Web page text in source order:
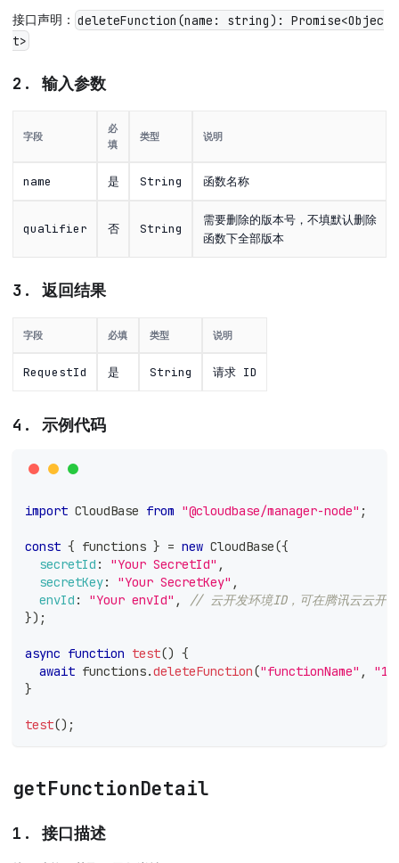
接口声明： deleteFunction(name: string): Promise<Objec
t>
2. 输入参数
字段
必
填
类型 说明
name 是 String 函数名称
qualifier 否 String
需要删除的版本号，不填默认删除
函数下全部版本
3. 返回结果
字段 必填 类型 说明
RequestId 是 String 请求 ID
4. 示例代码
import CloudBase from "@cloudbase/manager-node" ;
const { functions } = new CloudBase({
secretId : "Your SecretId" ,
secretKey: "Your SecretKey" ,
envId : "Your envId" ,
// 云开发环境ID，可在腾讯云云开
}) ;
async function test() {
await functions.deleteFunction("functionName" , "1"
}
test() ;
getFunctionDetail
1. 接口描述